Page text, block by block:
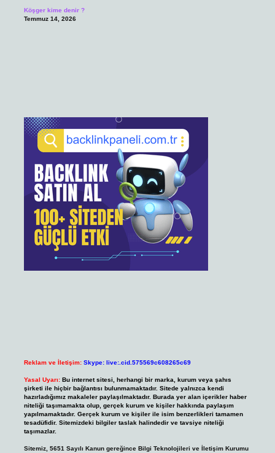
Köşger kime denir ?
Temmuz 14, 2026
Reklam ve İletişim: Skype: live:.cid.575569c608265c69
Yasal Uyarı: Bu internet sitesi, herhangi bir marka, kurum veya şahıs
şirketi ile hiçbir bağlantısı bulunmamaktadır. Sitede yalnızca kendi
hazırladığımız makaleler paylaşılmaktadır. Burada yer alan içerikler haber
niteliği taşımamakta olup, gerçek kurum ve kişiler hakkında paylaşım
yapılmamaktadır. Gerçek kurum ve kişiler ile isim benzerlikleri tamamen
tesadüfidir. Sitemizdeki bilgiler taslak halindedir ve tavsiye niteliği
taşımazlar.
Sitemiz, 5651 Sayılı Kanun gereğince Bilgi Teknolojileri ve İletişim Kurumu